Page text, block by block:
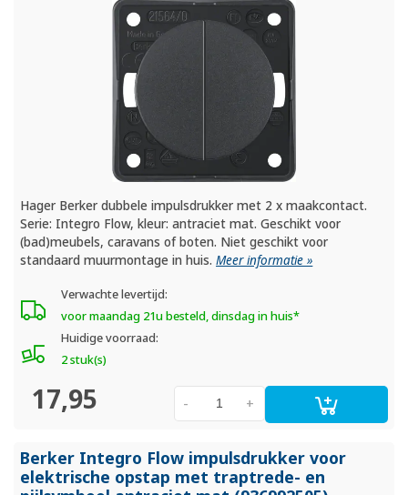
Hager Berker dubbele impulsdrukker met 2 x maakcontact.
Serie: Integro Flow, kleur: antraciet mat. Geschikt voor
(bad)meubels, caravans of boten. Niet geschikt voor
standaard muurmontage in huis.Meer informatie »
Verwachte levertijd:
voor maandag 21u besteld, dinsdag in huis*
Huidige voorraad:
2 stuk(s)
17,95 +
-
Berker Integro Flow impulsdrukker voor
elektrische opstap met traptrede- en